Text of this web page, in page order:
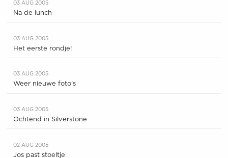
03 AUG 2005
Na de lunch
03 AUG 2005
Het eerste rondje!
03 AUG 2005
Weer nieuwe foto's
03 AUG 2005
Ochtend in Silverstone
02 AUG 2005
Jos past stoeltje